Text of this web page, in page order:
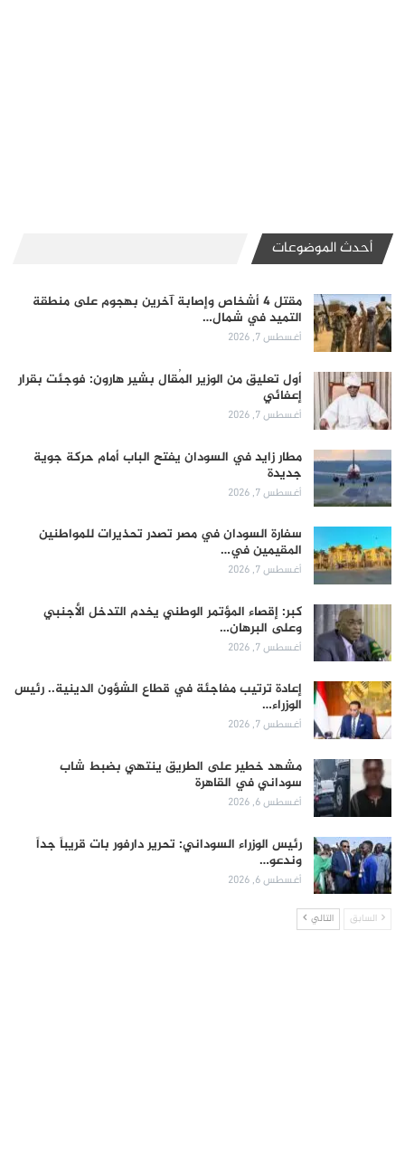
أحدث الموضوعات
مقتل 4 أشخاص وإصابة آخرين بهجوم على منطقة
التميد في شمال…
أغسطس 7, 2026
أول تعليق من الوزير المُقال بشير هارون: فوجئت بقرار
إعفائي
أغسطس 7, 2026
مطار زايد في السودان يفتح الباب أمام حركة جوية
جديدة
أغسطس 7, 2026
سفارة السودان في مصر تصدر تحذيرات للمواطنين
المقيمين في…
أغسطس 7, 2026
كبر: إقصاء المؤتمر الوطني يخدم التدخل الأجنبي
وعلى البرهان…
أغسطس 7, 2026
إعادة ترتيب مفاجئة في قطاع الشؤون الدينية.. رئيس
الوزراء…
أغسطس 7, 2026
مشهد خطير على الطريق ينتهي بضبط شاب
سوداني في القاهرة
أغسطس 6, 2026
رئيس الوزراء السوداني: تحرير دارفور بات قريباً جداً
وندعو…
أغسطس 6, 2026
السابق التالي